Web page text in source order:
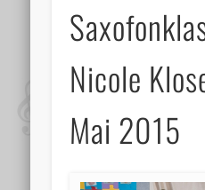
Nicole
Mai 2015